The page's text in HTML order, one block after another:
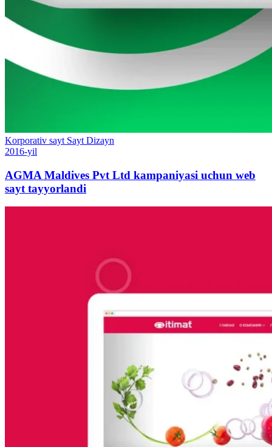
Korporativ sayt Sayt Dizayn
2016-yil
AGMA Maldives Pvt Ltd kampaniyasi uchun web
sayt tayyorlandi